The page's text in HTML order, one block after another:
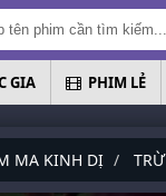
GIA PHIM LẺ
MA KINH DỊ